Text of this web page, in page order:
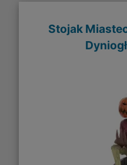
Stojak